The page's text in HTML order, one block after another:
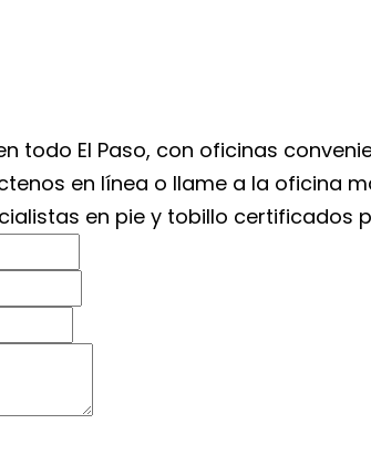
todo El Paso, con oficinas
en línea o llame a la
en pie y tobillo certificados